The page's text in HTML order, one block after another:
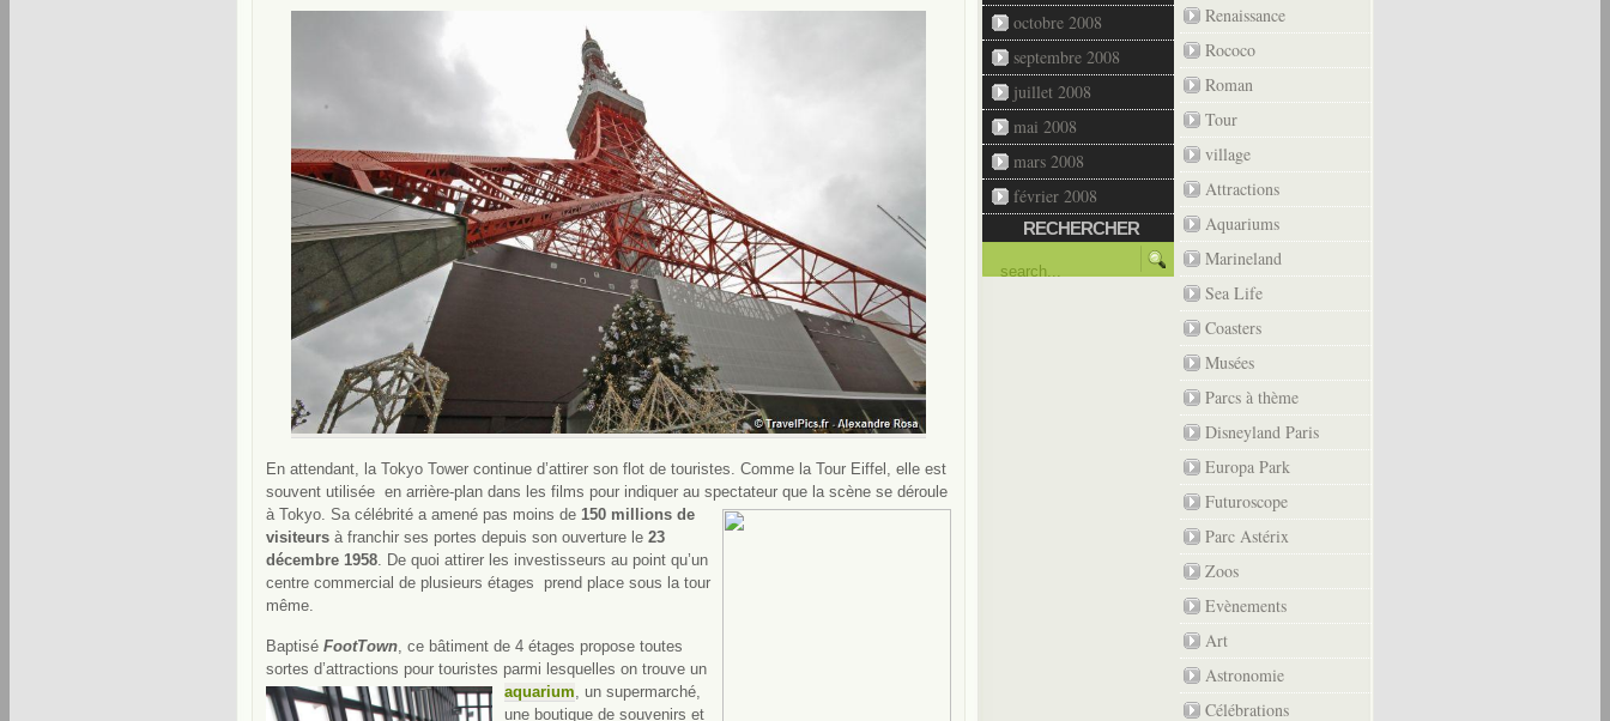
En attendant, la Tokyo Tower continue d’attirer son flot de touristes. Comme la Tour Eiffel, elle est
souvent utilisée en arrière-plan dans les films pour indiquer au spectateur que la scène se déroule
à Tokyo. Sa célébrité a amené pas moins de 150 millions de
visiteurs à franchir ses portes depuis son ouverture le 23
décembre 1958. De quoi attirer les investisseurs au point qu’un
centre commercial de plusieurs étages prend place sous la tour
même.
Baptisé FootTown, ce bâtiment de 4 étages propose toutes
sortes d’attractions pour touristes parmi lesquelles on trouve un
aquarium, un supermarché,
une boutique de souvenirs et
octobre 2008
septembre 2008
juillet 2008
mai 2008
mars 2008
février 2008
RECHERCHER
Renaissance
Rococo
Roman
Tour
village
Attractions
Aquariums
Marineland
Sea Life
Coasters
Musées
Parcs à thème
Disneyland Paris
Europa Park
Futuroscope
Parc Astérix
Zoos
Evènements
Art
Astronomie
Célébrations